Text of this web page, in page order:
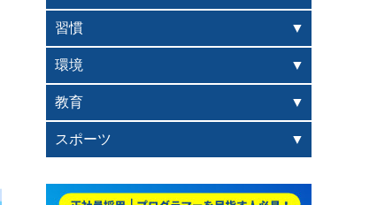
習慣
環境
教育
スポーツ